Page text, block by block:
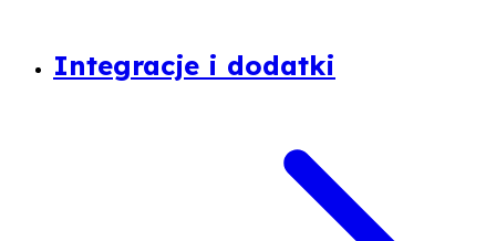
Integracje i dodatki